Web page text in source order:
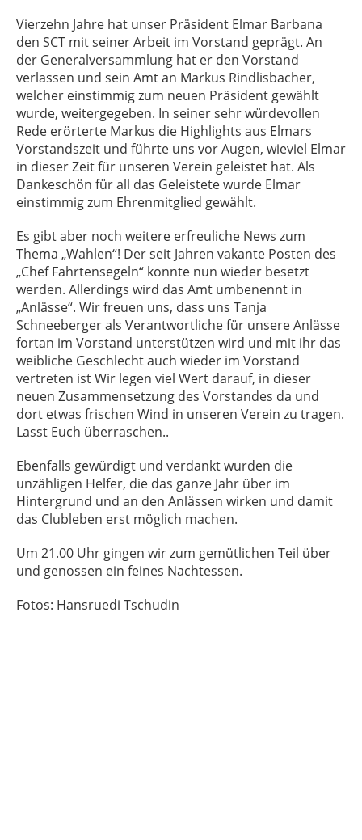
Vierzehn Jahre hat unser Präsident Elmar Barbana
den SCT mit seiner Arbeit im Vorstand geprägt. An
der Generalversammlung hat er den Vorstand
verlassen und sein Amt an Markus Rindlisbacher,
welcher einstimmig zum neuen Präsident gewählt
wurde, weitergegeben. In seiner sehr würdevollen
Rede erörterte Markus die Highlights aus Elmars
Vorstandszeit und führte uns vor Augen, wieviel Elmar
in dieser Zeit für unseren Verein geleistet hat. Als
Dankeschön für all das Geleistete wurde Elmar
einstimmig zum Ehrenmitglied gewählt.
Es gibt aber noch weitere erfreuliche News zum
Thema „Wahlen“! Der seit Jahren vakante Posten des
„Chef Fahrtensegeln“ konnte nun wieder besetzt
werden. Allerdings wird das Amt umbenennt in
„Anlässe“. Wir freuen uns, dass uns Tanja
Schneeberger als Verantwortliche für unsere Anlässe
fortan im Vorstand unterstützen wird und mit ihr das
weibliche Geschlecht auch wieder im Vorstand
vertreten ist Wir legen viel Wert darauf, in dieser
neuen Zusammensetzung des Vorstandes da und
dort etwas frischen Wind in unseren Verein zu tragen.
Lasst Euch überraschen..
Ebenfalls gewürdigt und verdankt wurden die
unzähligen Helfer, die das ganze Jahr über im
Hintergrund und an den Anlässen wirken und damit
das Clubleben erst möglich machen.
Um 21.00 Uhr gingen wir zum gemütlichen Teil über
und genossen ein feines Nachtessen.
Fotos: Hansruedi Tschudin